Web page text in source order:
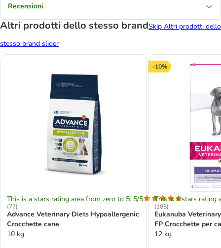
Recensioni
Altri prodotti dello stesso brandSkip Altri prodotti dello
stesso brand slider
This is a stars rating area from zero to 5: 5/5
(77)
Advance Veterinary Diets Hypoallergenic
Crocchette cane
10 kg
-10%
This is a stars rating
(185)
Eukanuba
FP Crocchette per
12 kg